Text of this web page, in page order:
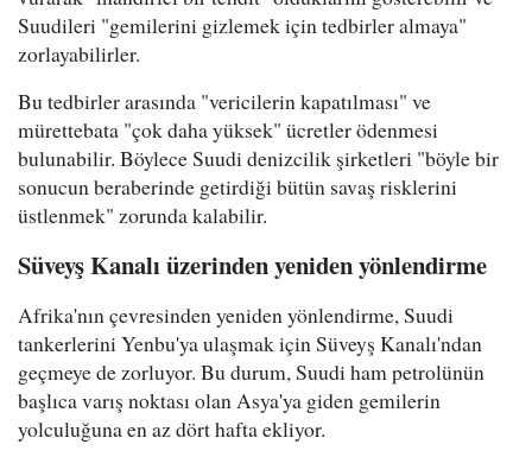
Suudileri "gemilerini gizlemek için tedbirler almaya"
zorlayabilirler.
Bu tedbirler arasında "vericilerin kapatılması" ve
mürettebata "çok daha yüksek" ücretler ödenmesi
bulunabilir. Böylece Suudi denizcilik şirketleri "böyle bir
sonucun beraberinde getirdiği bütün savaş risklerini
üstlenmek" zorunda kalabilir.
Süveyş Kanalı üzerinden yeniden yönlendirme
Afrika'nın çevresinden yeniden yönlendirme, Suudi
tankerlerini Yenbu'ya ulaşmak için Süveyş Kanalı'ndan
geçmeye de zorluyor. Bu durum, Suudi ham petrolünün
başlıca varış noktası olan Asya'ya giden gemilerin
yolculuğuna en az dört hafta ekliyor.